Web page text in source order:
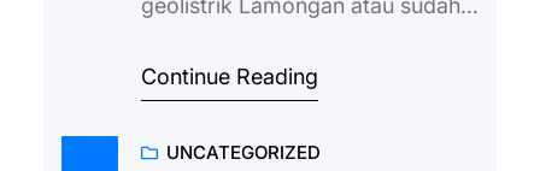
geolistrik Lamongan atau sudah
memahami apa sebenarnya
tidak perlu lagi untuk menjadi
Continue Reading
UNCATEGORIZED